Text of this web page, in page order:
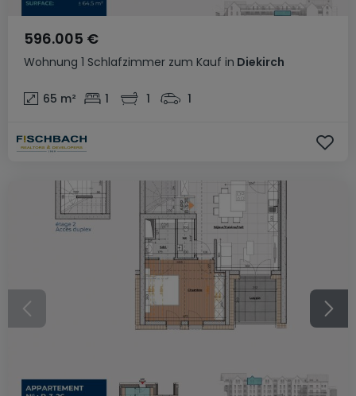
Wohnung 1 Schlafzimmer zum Kauf in Diekirch
596.005 €
65 m² 1 1 1